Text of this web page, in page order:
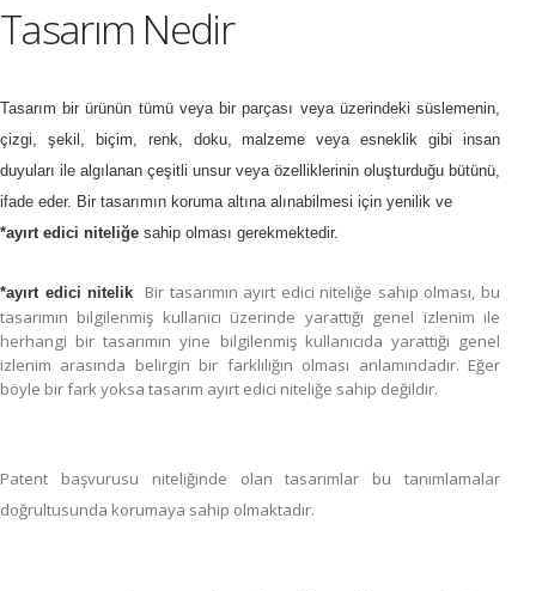
Tasarım Nedir
Tasarım bir ürünün tümü veya bir parçası veya üzerindeki süslemenin,
çizgi, şekil, biçim, renk, doku, malzeme veya esneklik gibi insan
duyuları ile algılanan çeşitli unsur veya özelliklerinin oluşturduğu bütünü,
ifade eder. Bir tasarımın koruma altına alınabilmesi için yenilik ve
*ayırt edici niteliğe sahip olması gerekmektedir.
*ayırt edici nitelik
Bir tasarımın ayırt edici niteliğe sahip olması, bu
tasarımın bilgilenmiş kullanıcı üzerinde yarattığı genel izlenim ile
herhangi bir tasarımın yine bilgilenmiş kullanıcıda yarattığı genel
izlenim arasında belirgin bir farklılığın olması anlamındadır. Eğer
böyle bir fark yoksa tasarım ayırt edici niteliğe sahip değildir.
Patent başvurusu niteliğinde olan tasarımlar bu tanımlamalar
doğrultusunda korumaya sahip olmaktadır.